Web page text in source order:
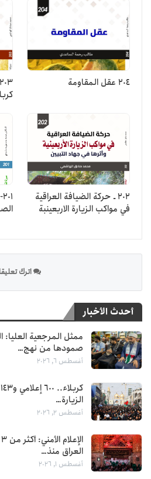
204 عقل المقاومة
202 ـ حركة الضيافة العراقية
في مواكب الزيارة الاربعينبة
اترك تعليقا
أحدث الأخبار
ممثل المرجعية
صمودها من نهج…
أغسطس 6, 2026
الزيارة…
أغسطس 2, 2026
العراق منذ…
أغسطس 1, 2026